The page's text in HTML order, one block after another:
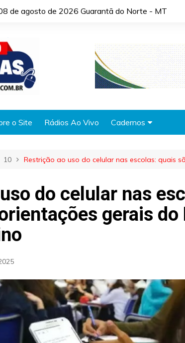
de agosto de 2026 Guarantã do Norte - MT
o Site Rádios Ao Vivo Cadernos
Automóveis
Cidades
Cultura
Justiça
Mundo
Política
Saúde
10 Restrição ao uso do celular nas escolas: quais
do celular nas
gerais do